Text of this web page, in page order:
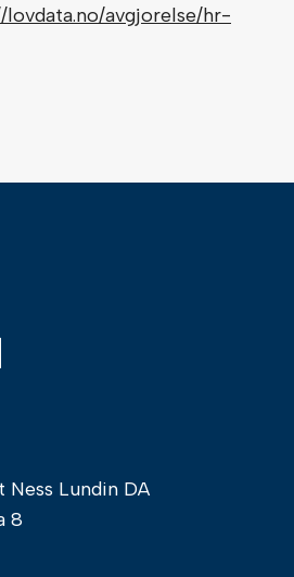
lovdata.no/avgjorelse/hr-
Lundin DA
8